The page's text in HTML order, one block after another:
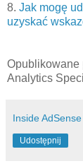
8. Jak mogę
uzyskać
Opublikowane
Analytics
Inside
Udostępnij